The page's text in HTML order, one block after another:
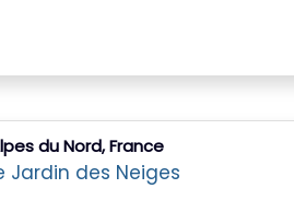
du Nord, France
Jardin des Neiges